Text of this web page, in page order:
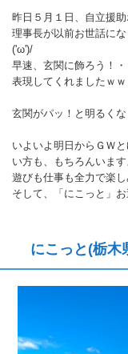
昨日５月１日、自立援
理事長が以前お世話に
('ω')/
早速、玄関に飾ろう！
表現してくれましたｗｗ
玄関がパッ！と明るく
いよいよ明日からＧＷ
い方も、もちろんいます
遊びも仕事も全力で楽し
そして、「にこっと」
にこっと(栃木